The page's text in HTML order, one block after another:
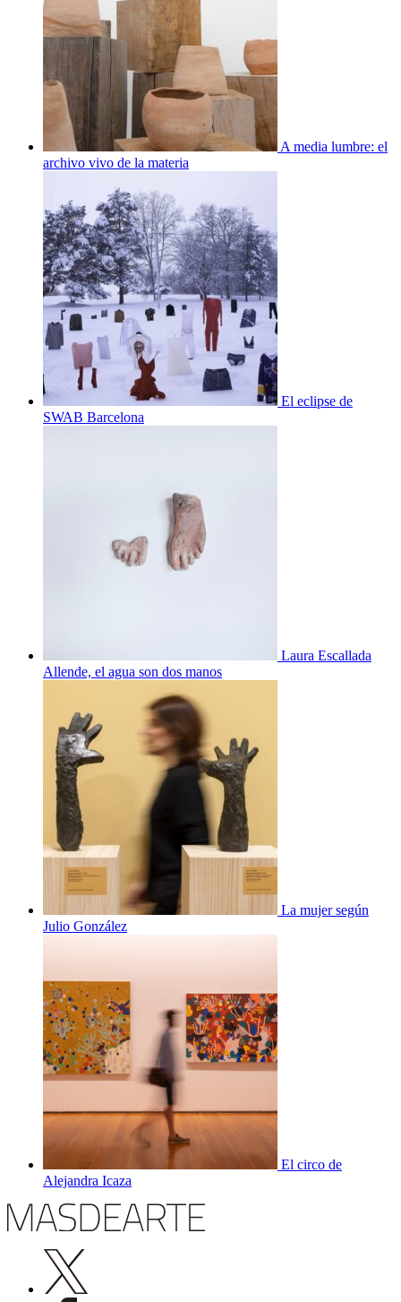
A media lumbre: el
archivo vivo de la materia
El eclipse de
SWAB Barcelona
Laura Escallada
Allende, el agua son dos manos
La mujer según
Julio González
El circo de
Alejandra Icaza